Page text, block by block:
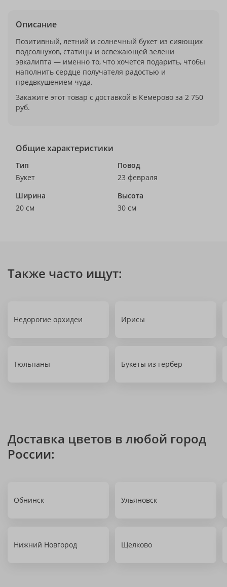
Описание
Позитивный, летний и солнечный букет из сияющих
подсолнухов, статицы и освежающей зелени
эвкалипта — именно то, что хочется подарить, чтобы
наполнить сердце получателя радостью и
предвкушением чуда.
Закажите этот товар с доставкой в Кемерово за 2 750
руб.
Общие характеристики
Тип
Букет
Повод
23 февраля
Ширина
20 см
Высота
30 см
Также часто ищут:
Недорогие орхидеи Ирисы
Тюльпаны Букеты из гербер
Доставка цветов в любой город
России:
Обнинск Ульяновск
Нижний Новгород Щелково